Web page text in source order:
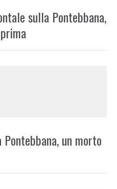
sulla Pontebbana,
un morto